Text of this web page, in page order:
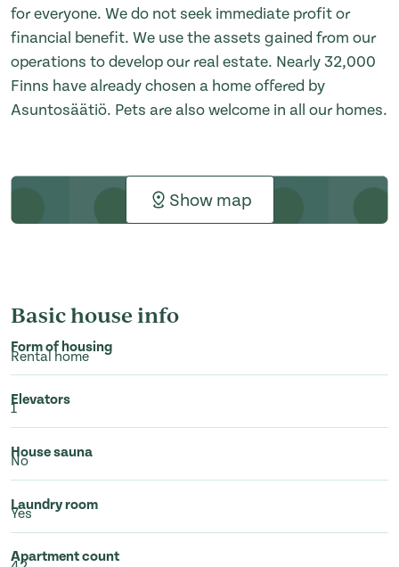
for everyone. We do not seek immediate profit or
financial benefit. We use the assets gained from our
operations to develop our real estate. Nearly 32,000
Finns have already chosen a home offered by
Asuntosäätiö. Pets are also welcome in all our homes.
Show map
Basic house info
Form of housing
Rental home
Elevators
1
House sauna
No
Laundry room
Yes
Apartment count